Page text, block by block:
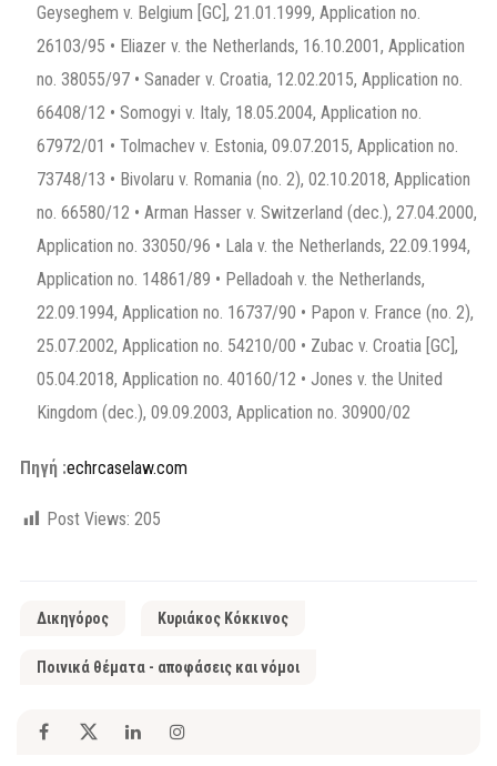
Geyseghem v. Belgium [GC], 21.01.1999, Application no.
26103/95 • Eliazer v. the Netherlands, 16.10.2001, Application
no. 38055/97 • Sanader v. Croatia, 12.02.2015, Application no.
66408/12 • Somogyi v. Italy, 18.05.2004, Application no.
67972/01 • Tolmachev v. Estonia, 09.07.2015, Application no.
73748/13 • Bivolaru v. Romania (no. 2), 02.10.2018, Application
no. 66580/12 • Arman Hasser v. Switzerland (dec.), 27.04.2000,
Application no. 33050/96 • Lala v. the Netherlands, 22.09.1994,
Application no. 14861/89 • Pelladoah v. the Netherlands,
22.09.1994, Application no. 16737/90 • Papon v. France (no. 2),
25.07.2002, Application no. 54210/00 • Zubac v. Croatia [GC],
05.04.2018, Application no. 40160/12 • Jones v. the United
Kingdom (dec.), 09.09.2003, Application no. 30900/02
Πηγή :echrcaselaw.com
Post Views: 205
Δικηγόρος Κυριάκος Κόκκινος
Ποινικά θέματα - αποφάσεις και νόμοι